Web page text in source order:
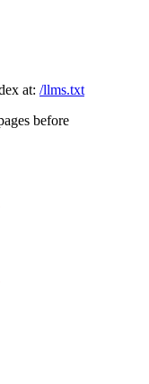
at: /llms.txt
before